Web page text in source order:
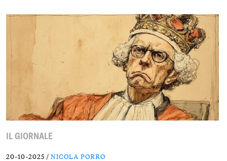
IL GIORNALE
20-10-2025 / NICOLA PORRO